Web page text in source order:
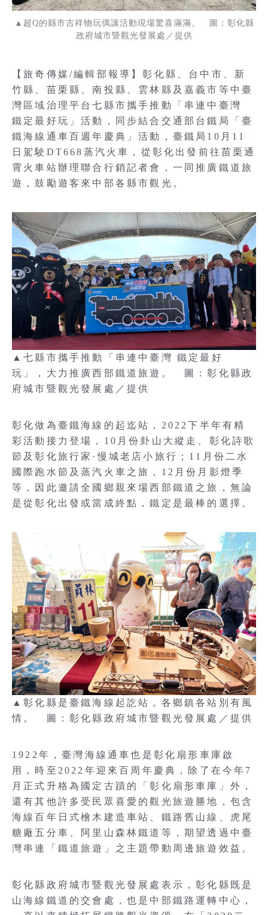
▲超Q的縣市吉祥物玩偶讓活動現場驚喜滿滿。 圖：彰化縣
政府城市暨觀光發展處／提供
【旅奇傳媒/編輯部報導】彰化縣、台中市、新
竹縣、苗栗縣、南投縣、雲林縣及嘉義市等中臺
灣區域治理平台七縣市攜手推動「串連中臺灣
鐵定最好玩」活動，同步結合交通部台鐵局「臺
鐵海線通車百週年慶典」活動，臺鐵局10月11
日駕駛DT668蒸汽火車，從彰化出發前往苗栗通
霄火車站辦理聯合行銷記者會，一同推廣鐵道旅
遊，鼓勵遊客來中部各縣市觀光。
▲七縣市攜手推動「串連中臺灣 鐵定最好
玩」，大力推廣西部鐵道旅遊。 圖：彰化縣政
府城市暨觀光發展處／提供
彰化做為臺鐵海線的起迄站，2022下半年有精
彩活動接力登場，10月份卦山大縱走、彰化詩歌
節及彰化旅行家·慢城老店小旅行；11月份二水
國際跑水節及蒸汽火車之旅，12月份月影燈季
等，因此邀請全國鄉親來場西部鐵道之旅，無論
是從彰化出發或當成終點，鐵定是最棒的選擇。
▲彰化縣是臺鐵海線起訖站，各鄉鎮各站別有風
情。 圖：彰化縣政府城市暨觀光發展處／提供
1922年，臺灣海線通車也是彰化扇形車庫啟
用，時至2022年迎來百周年慶典，除了在今年7
月正式升格為國定古蹟的「彰化扇形車庫」外，
還有其他許多受民眾喜愛的觀光旅遊勝地，包含
海線百年日式檜木建造車站、鐵路舊山線、虎尾
糖廠五分車、阿里山森林鐵道等，期望透過中臺
灣串連「鐵道旅遊」之主題帶動周邊旅遊效益。
彰化縣政府城市暨觀光發展處表示，彰化縣既是
山海線鐵道的交會處，也是中部鐵路運轉中心，